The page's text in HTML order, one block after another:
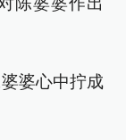
婆心中拧成